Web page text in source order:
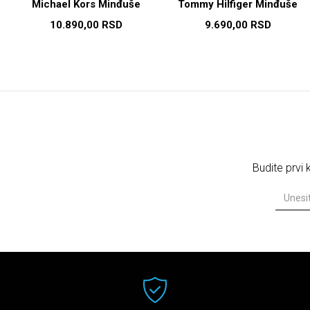
Michael Kors Minđuše
10.890,00 RSD
Tommy Hilfiger Minđuše
9.690,00 RSD
Budite prvi